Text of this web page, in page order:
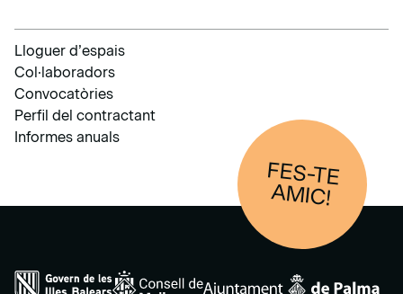
Lloguer d’espais
Col·laboradors
Convocatòries
Perfil del contractant
Informes anuals
FES-TE
AM
IC!